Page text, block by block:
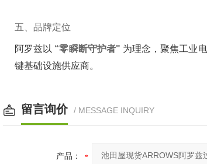
五、品牌定位
阿罗兹以 ‌ “零瞬断守护者"
为理念，聚焦工业
键基础设施供应商。
留言询价 / MESSAGE INQUIRY
产品：